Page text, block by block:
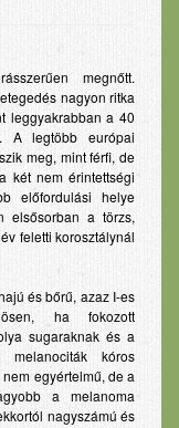
megnőtt.
nagyon ritka
leggyakrabban a 40
A legtöbb európai
meg, mint férfi, de
két nem érintettségi
előfordulási helye
elsősorban a törzs,
feletti korosztálynál
és bőrű, azaz I-es
ha fokozott
sugaraknak és a
kóros
egyértelmű, de a
a melanoma
nagyszámú és